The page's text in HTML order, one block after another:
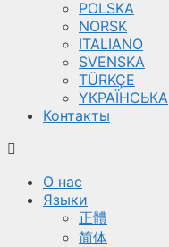
POLSKA
NORSK
ITALIANO
SVENSKA
TÜRKÇE
YКРАЇНСЬКА
Контакты
О нас
Языки
正體
简体